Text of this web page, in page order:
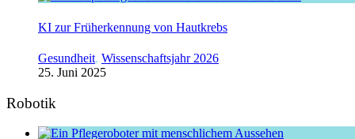
KI zur Früherkennung von Hautkrebs
Gesundheit, Wissenschaftsjahr 2026
25. Juni 2025
Robotik